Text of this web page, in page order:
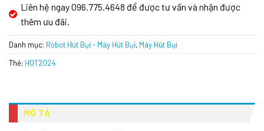
Liên hệ ngay 096.775.4648 để được tư vấn và nhận được
thêm ưu đãi.
Danh mục: Robot Hút Bụi - Máy Hút Bụi, Máy Hút Bụi
Thẻ: HOT2024
MÔ TẢ